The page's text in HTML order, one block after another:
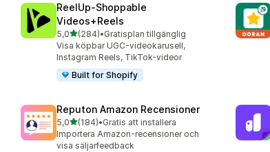
ReelUp‑Shoppable
Videos+Reels
5,0av 5 stjärnor
(284)
284 recensioner totalt
•Gratisplan tillgänglig
Visa köpbar UGC-videokarusell,
Instagram Reels, TikTok-videor
Built for Shopify
Reputon Amazon Recensioner
5,0av 5 stjärnor
(184)
184 recensioner totalt
•Gratis att installera
Importera Amazon-recensioner och
visa säljarfeedback